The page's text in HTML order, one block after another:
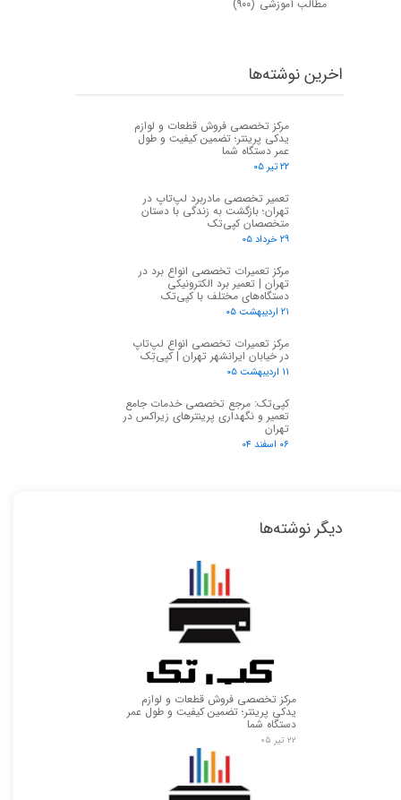
مطالب آموزشی (۹۰۰)
اخرین نوشته‌ها
مرکز تخصصی فروش قطعات و لوازم
یدکی پرینتر؛ تضمین کیفیت و طول
عمر دستگاه شما
۲۲ تیر ۰۵
تعمیر تخصصی مادربرد لپ‌تاپ در
تهران؛ بازگشت به زندگی با دستان
متخصصان کپی‌تک
۲۹ خرداد ۰۵
مرکز تعمیرات تخصصی انواع برد در
تهران | تعمیر برد الکترونیکی
دستگاه‌های مختلف با کپی‌تک
۲۱ اردیبهشت ۰۵
مرکز تعمیرات تخصصی انواع لپ‌تاپ
در خیابان ایرانشهر تهران | کپی‌تِک
۱۱ اردیبهشت ۰۵
کپی‌تک: مرجع تخصصی خدمات جامع
تعمیر و نگهداری پرینترهای زیراکس در
تهران
۰۶ اسفند ۰۴
دیگر نوشته‌ها
مرکز تخصصی فروش قطعات و لوازم
یدکی پرینتر؛ تضمین کیفیت و طول عمر
دستگاه شما
۲۲ تیر ۰۵